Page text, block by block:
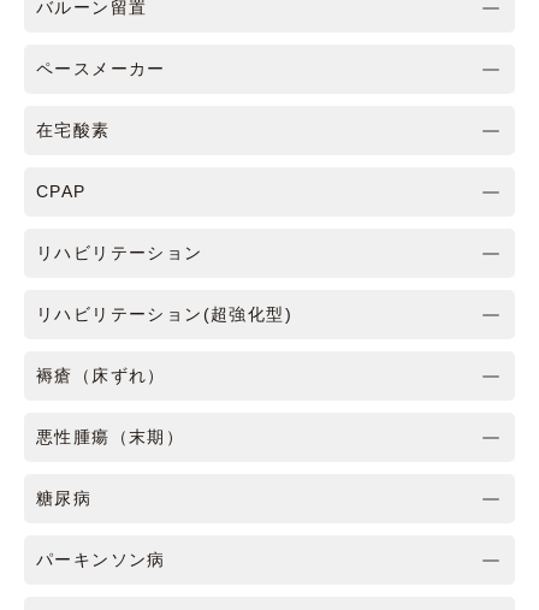
バルーン留置
ペースメーカー
在宅酸素
CPAP
リハビリテーション
リハビリテーション(超強化型)
褥瘡（床ずれ）
悪性腫瘍（末期）
糖尿病
パーキンソン病